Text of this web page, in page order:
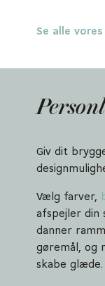
Se alle
Giv dit
Vælg farver,
afspejler din
danner
gøremål, og
skabe glæde.